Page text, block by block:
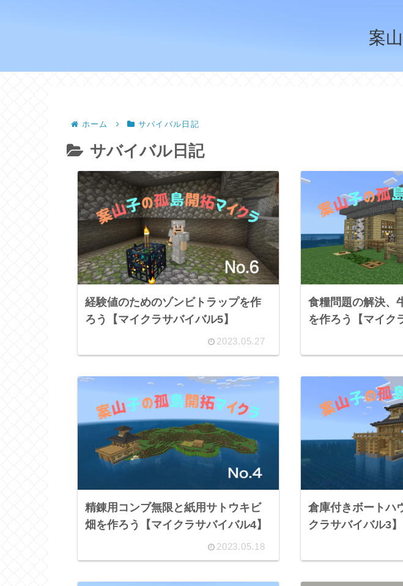
案
ホーム サバイバル日記
サバイバル日記
経験値のためのゾンビトラップを作
ろう【マイクラサバイバル5】
2023.05.27
食糧問題の解決、
を作ろう【マイク
精錬用コンブ無限と紙用サトウキビ
畑を作ろう【マイクラサバイバル4】
2023.05.18
倉庫付きボートハ
クラサバイバル3】